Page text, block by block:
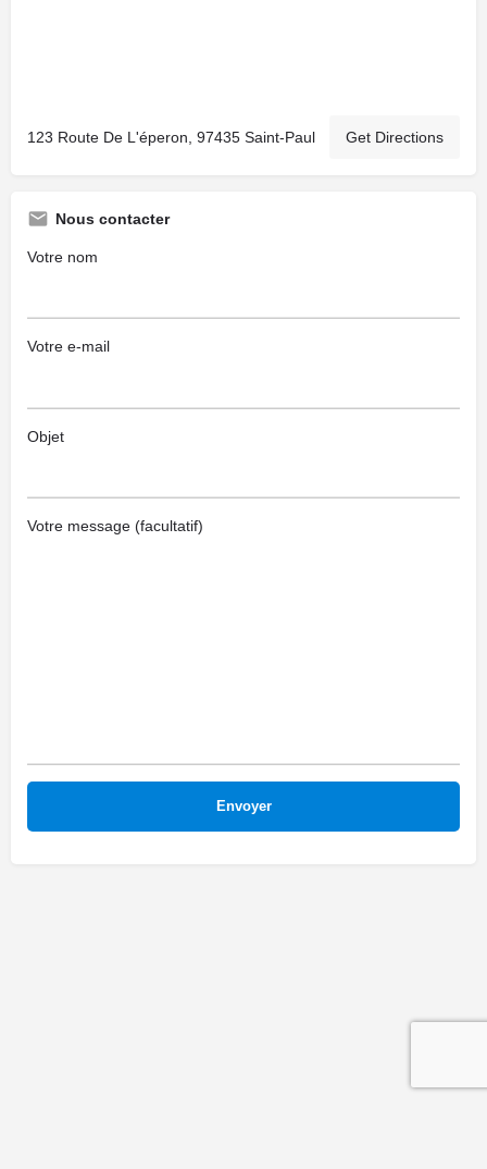
123 Route De L'éperon, 97435 Saint-Paul Get Directions
Nous contacter
Votre nom
Votre e-mail
Objet
Votre message (facultatif)